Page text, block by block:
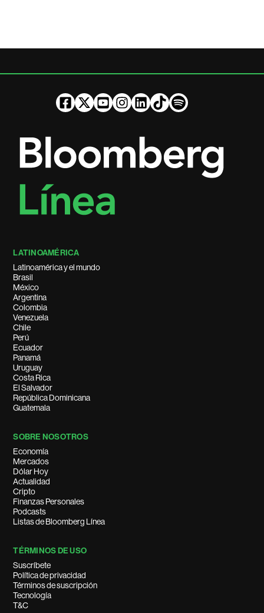
LATINOAMÉRICA
Latinoamérica y el mundo
Brasil
México
Argentina
Colombia
Venezuela
Chile
Perú
Ecuador
Panamá
Uruguay
Costa Rica
El Salvador
República Dominicana
Guatemala
SOBRE NOSOTROS
Economía
Mercados
Dólar Hoy
Actualidad
Cripto
Finanzas Personales
Podcasts
Listas de Bloomberg Línea
TÉRMINOS DE USO
Suscríbete
Política de privacidad
Términos de suscripción
Tecnología
T&C